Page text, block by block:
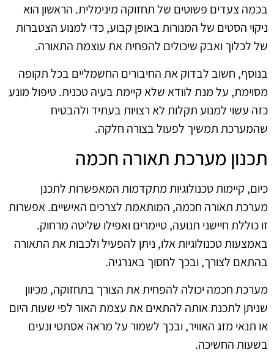
בכמה צעדים פשוטים של תחזוקה מינימלית. הראשון הוא
ניקוי הסטים של המנורות באופן קבוע, כדי למנוע הצטברות
של לכלוך ואבק שיכולים להפחית את עוצמת התאורה.
בנוסף, חשוב לבדוק את החיבורים החשמליים בכל תקופה
מסוימת, על מנת לוודא שלא קיימת בעיה טכנית. טיפול מונע
כזה עשוי למנוע תקלות לא רצויות בעתיד ולהבטיח
שהמערכת תמשיך לפעול בצורה חלקה.
תכנון מערכת תאורה חכמה
כיום, קיימות טכנולוגיות מתקדמות המאפשרות לתכנן
מערכת תאורה חכמה, המותאמת לצרכים האישיים. אפשרות
זו כוללת חיישני תנועה, טיימרים ואפילו שליטה מרחוק.
באמצעות טכנולוגיות אלו, ניתן להפעיל ולכבות את התאורה
בהתאם לצורך, ובכך לחסוך באנרגיה.
מערכת חכמה יכולה להפחית את הצורך בתחזוקה, מכיוון
שניתן לתכנת אותה להתאים את עצמת האור לפי שעות היום
או תנאי מזג האוויר, ובכך לשמור על מראה אסתטי ונעים
בשעות החשיכה.